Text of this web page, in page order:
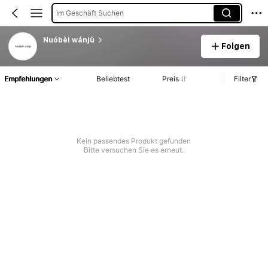
Im Geschäft Suchen
Nuóbèi wánjù
Folgen
Empfehlungen Beliebtest Preis Filter
Kein passendes Produkt gefunden
Bitte versuchen Sie es erneut.